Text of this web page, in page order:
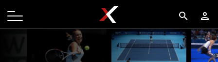
search person